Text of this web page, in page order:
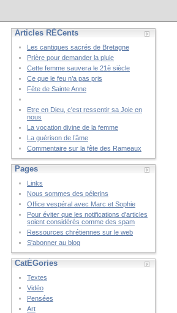
Articles RÉCents
Les cantiques sacrés de Bretagne
Prière pour demander la pluie
Cette femme sauvera le 21è siècle
Ce que le feu n’a pas pris
Fête de Sainte Anne
Etre en Dieu, c'est ressentir sa Joie en
nous
La vocation divine de la femme
La guérison de l’âme
Commentaire sur la fête des Rameaux
Pages
Links
Nous sommes des pélerins
Office vespéral avec Marc et Sophie
Pour éviter que les notifications d'articles
soient considérés comme des spam
Ressources chrétiennes sur le web
S'abonner au blog
CatÉGories
Textes
Vidéo
Pensées
Art